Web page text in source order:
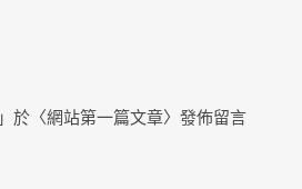
」於〈網站第一篇文章〉發佈留言